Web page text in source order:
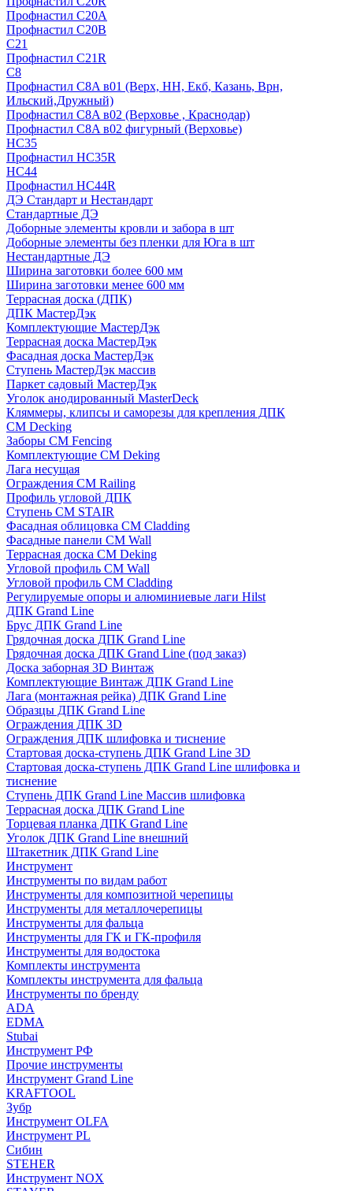
Профнастил С20А
Профнастил С20В
C21
Профнастил С21R
C8
Профнастил С8A в01 (Верх, НН, Екб, Казань, Врн,
Ильский,Дружный)
Профнастил С8A в02 (Верховье , Краснодар)
Профнастил С8A в02 фигурный (Верховье)
HС35
Профнастил HC35R
НС44
Профнастил НС44R
ДЭ Стандарт и Нестандарт
Стандартные ДЭ
Доборные элементы кровли и забора в шт
Доборные элементы без пленки для Юга в шт
Нестандартные ДЭ
Ширина заготовки более 600 мм
Ширина заготовки менее 600 мм
Террасная доска (ДПК)
ДПК МастерДэк
Комплектующие МастерДэк
Террасная доска МастерДэк
Фасадная доска МастерДэк
Ступень МастерДэк массив
Паркет садовый МастерДэк
Уголок анодированный MasterDeck
Кляммеры, клипсы и саморезы для крепления ДПК
CM Decking
Заборы CM Fencing
Комплектующие CM Deking
Лага несущая
Ограждения CM Railing
Профиль угловой ДПК
Ступень CM STAIR
Фасадная облицовка CM Cladding
Фасадные панели CM Wall
Террасная доска CM Deking
Угловой профиль CM Wall
Угловой профиль CM Cladding
Регулируемые опоры и алюминиевые лаги Hilst
ДПК Grand Line
Брус ДПК Grand Line
Грядочная доска ДПК Grand Line
Грядочная доска ДПК Grand Line (под заказ)
Доска заборная 3D Винтаж
Комплектующие Винтаж ДПК Grand Line
Лага (монтажная рейка) ДПК Grand Line
Образцы ДПК Grand Line
Ограждения ДПК 3D
Ограждения ДПК шлифовка и тиснение
Стартовая доска-ступень ДПК Grand Line 3D
Стартовая доска-ступень ДПК Grand Line шлифовка и
тиснение
Ступень ДПК Grand Line Массив шлифовка
Террасная доска ДПК Grand Line
Торцевая планка ДПК Grand Line
Уголок ДПК Grand Line внешний
Штакетник ДПК Grand Line
Инструмент
Инструменты по видам работ
Инструменты для композитной черепицы
Инструменты для металлочерепицы
Инструменты для фальца
Инструменты для ГК и ГК-профиля
Инструменты для водостока
Комплекты инструмента
Комплекты инструмента для фальца
Инструменты по бренду
ADA
EDMA
Stubai
Инструмент РФ
Прочие инструменты
Инструмент Grand Line
KRAFTOOL
Зубр
Инструмент OLFA
Инструмент PL
Сибин
STEHER
Инструмент NOX